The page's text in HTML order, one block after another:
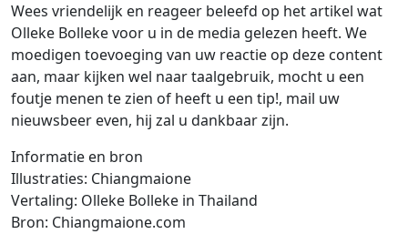
Wees vriendelijk en reageer beleefd op het artikel wat
Olleke Bolleke voor u in de media gelezen heeft. We
moedigen toevoeging van uw reactie op deze content
aan, maar kijken wel naar taalgebruik, mocht u een
foutje menen te zien of heeft u een tip!, mail uw
nieuwsbeer even, hij zal u dankbaar zijn.
Informatie en bron
Illustraties: Chiangmaione
Vertaling: Olleke Bolleke in Thailand
Bron: Chiangmaione.com